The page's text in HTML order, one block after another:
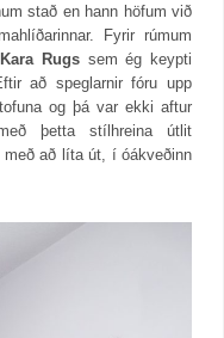
stað en hann höfum við
Fyrir rúmum
Kara Rugssem ég keypti
að speglarnir fóru upp
og þá var ekki aftur
þetta stílhreina útlit
að líta út, í óákveðinn